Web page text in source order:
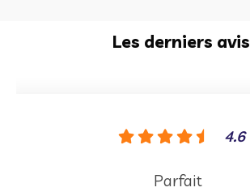
Les derniers avis
4.6
Parfait